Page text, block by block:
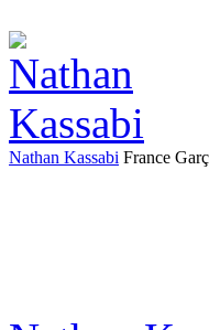
Nathan Kassabi France